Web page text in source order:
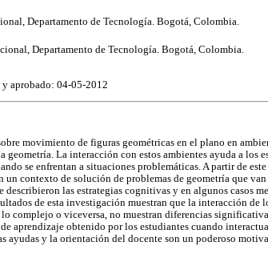
Departamento de Tecnología. Bogotá, Colombia.
Departamento de Tecnología. Bogotá, Colombia.
aprobado: 04-05-2012
movimiento de figuras geométricas en el plano en
geometría. La interacción con estos ambientes ayuda a los
se enfrentan a situaciones problemáticas. A partir de
un contexto de solución de problemas de geometría que
describieron las estrategias cognitivas y en algunos casos
de esta investigación muestran que la interacción de
complejo o viceversa, no muestran diferencias
aprendizaje obtenido por los estudiantes cuando
ayudas y la orientación del docente son un poderoso